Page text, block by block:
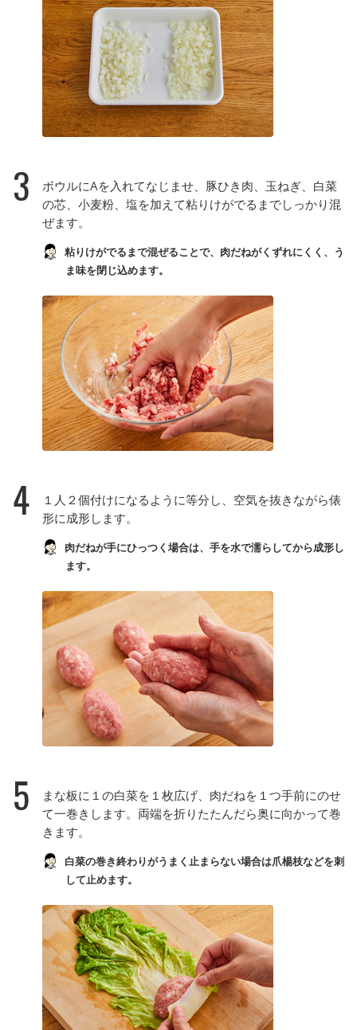
3
ボウルにAを入れてなじませ、豚ひき肉、玉ねぎ、白菜
の芯、小麦粉、塩を加えて粘りけがでるまでしっかり混
ぜます。
粘りけがでるまで混ぜることで、肉だねがくずれにくく、う
ま味を閉じ込めます。
4
１人２個付けになるように等分し、空気を抜きながら俵
形に成形します。
肉だねが手にひっつく場合は、手を水で濡らしてから成形し
ます。
5
まな板に１の白菜を１枚広げ、肉だねを１つ手前にのせ
て一巻きします。両端を折りたたんだら奥に向かって巻
きます。
白菜の巻き終わりがうまく止まらない場合は爪楊枝などを刺
して止めます。